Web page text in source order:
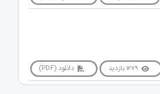
1279 بازدید دانلود (PDF)